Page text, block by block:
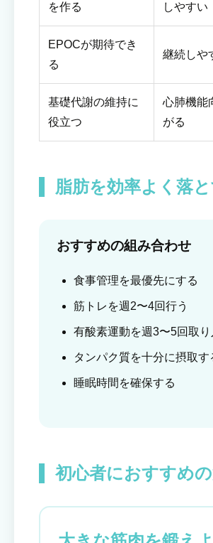
を作る
しやすい
EPOCが期待でき
る
継続しや
基礎代謝の維持に
役立つ
心肺機能
がる
脂肪を効率よく落
おすすめの組み合わせ
食事管理を最優先にする
筋トレを週2〜4回行う
有酸素運動を週3〜5回取り
タンパク質を十分に摂取す
睡眠時間を確保する
初心者におすすめ